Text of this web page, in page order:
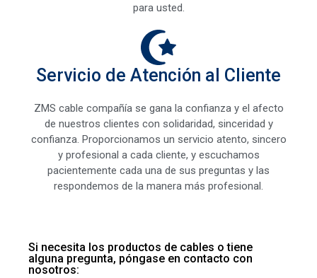
para usted.
Servicio de Atención al Cliente
ZMS cable compañía se gana la confianza y el afecto
de nuestros clientes con solidaridad, sinceridad y
confianza. Proporcionamos un servicio atento, sincero
y profesional a cada cliente, y escuchamos
pacientemente cada una de sus preguntas y las
respondemos de la manera más profesional.
Si necesita los productos de cables o tiene
alguna pregunta, póngase en contacto con
nosotros: